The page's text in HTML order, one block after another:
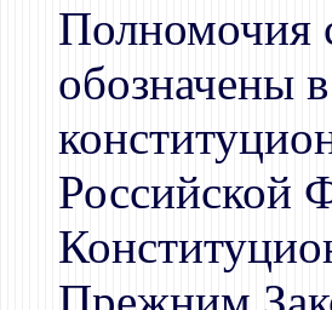
Полномочия
обозначены
Российской